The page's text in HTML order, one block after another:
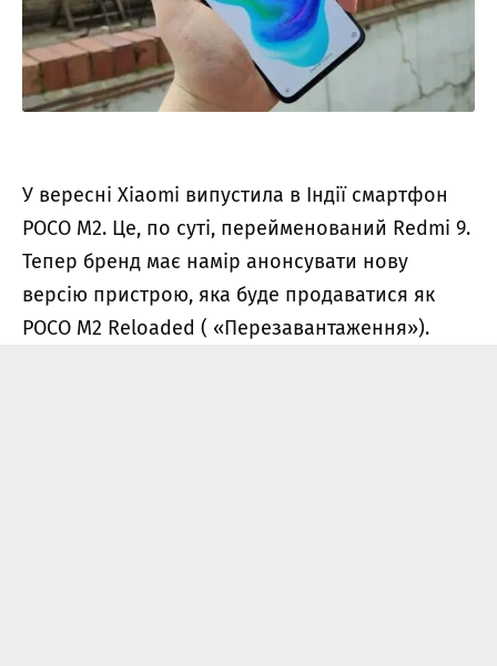
У вересні Xiaomi випустила в Індії смартфон
POCO M2. Це, по суті, перейменований Redmi 9.
Тепер бренд має намір анонсувати нову
версію пристрою, яка буде продаватися як
POCO M2 Reloaded ( «Перезавантаження»).